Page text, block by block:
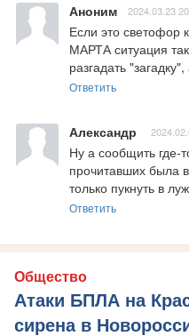
Аноним 2024.03.23
Если это светофор
МАРТА ситуация
разгадать
Ответить
Александр
Ну а сообщить где-
прочитавших была
только пукнуть в
Ответить
Общество
Атаки БПЛА на
сирена в